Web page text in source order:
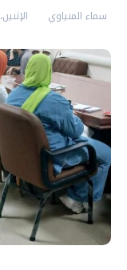
سماء المنياوي الإثنين، 06 ابريل 2026 01:57 م